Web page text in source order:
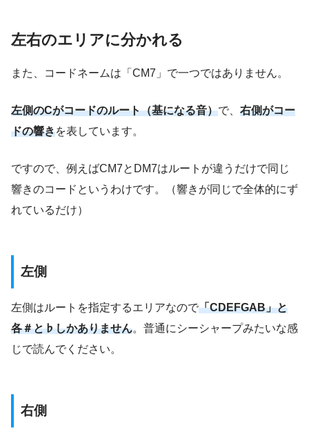
左右のエリアに分かれる
また、コードネームは「CM7」で一つではありません。
左側のCがコードのルート（基になる音）で、 右側がコー
ドの響きを表しています。
ですので、例えばCM7とDM7はルートが違うだけで同じ
響きのコードというわけです。（響きが同じで全体的にず
れているだけ）
左側
左側はルートを指定するエリアなので「CDEFGAB」と
各＃と♭しかありません。普通にシーシャープみたいな感
じで読んでください。
右側